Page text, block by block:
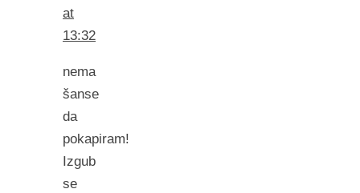
at
13:32
nema
šanse
da
pokapiram!
Izgub
se